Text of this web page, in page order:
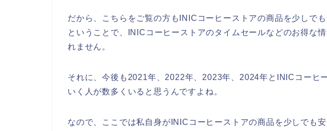
だから、こちらをご覧の方もINICコーヒーストアの商品を少しでも
ということで、INICコーヒーストアのタイムセールなどのお得な
れません。
それに、今後も2021年、2022年、2023年、2024年とINICコーヒ
いく人が数多くいると思うんですよね。
なので、ここでは私自身がINICコーヒーストアの商品を少しでも